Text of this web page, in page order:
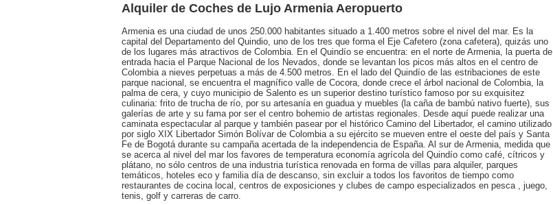
Alquiler de Coches de Lujo Armenia Aeropuerto
Armenia es una ciudad de unos 250.000 habitantes situado a 1.400 metros sobre el nivel del mar. Es la
capital del Departamento del Quindio, uno de los tres que forma el Eje Cafetero (zona cafetera), quizás uno
de los lugares más atractivos de Colombia. En el Quindío se encuentra: en el norte de Armenia, la puerta de
entrada hacia el Parque Nacional de los Nevados, donde se levantan los picos más altos en el centro de
Colombia a nieves perpetuas a más de 4.500 metros. En el lado del Quindío de las estribaciones de este
parque nacional, se encuentra el magnífico valle de Cocora, donde crece el árbol nacional de Colombia, la
palma de cera, y cuyo municipio de Salento es un superior destino turístico famoso por su exquisitez
culinaria: frito de trucha de río, por su artesanía en guadua y muebles (la caña de bambú nativo fuerte), sus
galerías de arte y su fama por ser el centro bohemio de artistas regionales. Desde aquí puede realizar una
caminata espectacular al parque y también pasear por el histórico Camino del Libertador, el camino utilizado
por siglo XIX Libertador Simón Bolívar de Colombia a su ejército se mueven entre el oeste del país y Santa
Fe de Bogotá durante su campaña acertada de la independencia de España. Al sur de Armenia, medida que
se acerca al nivel del mar los favores de temperatura economía agrícola del Quindío como café, cítricos y
plátano, no sólo centros de una industria turística renovada en forma de villas para alquiler, parques
temáticos, hoteles eco y familia día de descanso, sin excluir a todos los favoritos de tiempo como
restaurantes de cocina local, centros de exposiciones y clubes de campo especializados en pesca , juego,
tenis, golf y carreras de carro.